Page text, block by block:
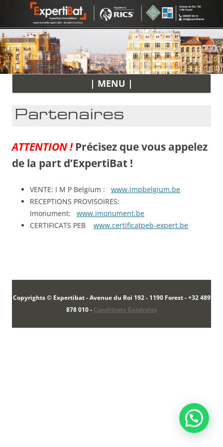
| MENU |
Partenaires
ATTENTION !Précisez que vous appelez
de la part d’ExpertiBat !
VENTE: I M P Belgium : www.impbelgium.be
RECEPTIONS PROVISOIRES:
Imonument: www.imonument.be
CERTIFICATS PEB www.certificatpeb-expert.be
Copyrights © Expertibat - Avenue du Roi 192 - 1190 Forest - +32 489
878 010 - Conditions Générales